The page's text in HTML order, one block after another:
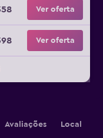
Ver oferta
Ver oferta
Avaliações Local